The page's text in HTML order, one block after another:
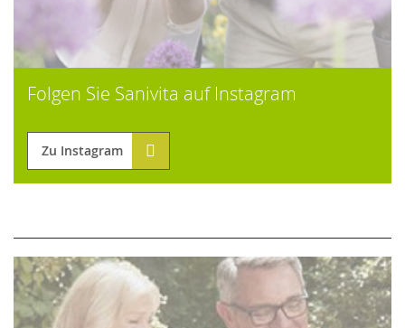
Folgen Sie Sanivita auf Instagram
Zu Instagram